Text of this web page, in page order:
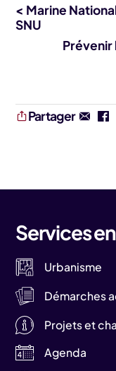
< Marine
SNU
Prévenir
Partager
Services
Urbanisme
Démarches
Projets et
Agenda